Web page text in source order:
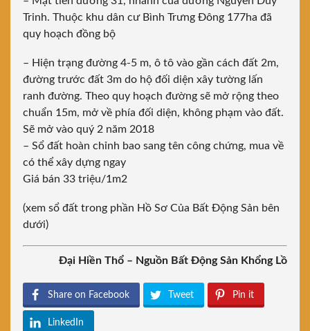
Trinh. Thuộc khu dân cư Bình Trưng Đông 177ha đã
quy hoạch đồng bộ
– Hiện trạng đường 4-5 m, ô tô vào gần cách đất 2m,
đường trước đất 3m do hộ đối diện xây tường lấn
ranh đường. Theo quy hoạch đường sẽ mở rộng theo
chuẩn 15m, mở về phía đối diện, không phạm vào đất.
Sẽ mở vào quý 2 năm 2018
– Sổ đất hoàn chỉnh bao sang tên công chứng, mua về
có thể xây dựng ngay
Giá bán 33 triệu/1m2
(xem sổ đất trong phần Hồ Sơ Của Bất Động Sản bên
dưới)
Đại Hiền Thổ – Nguồn Bất Động Sản Khổng Lồ
Share on Facebook Tweet Pin it
LinkedIn